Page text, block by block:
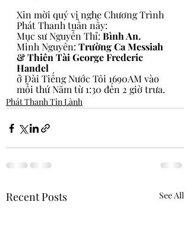
Xin mời quý vị nghe Chương Trình
Phát Thanh tuần nầy:
Mục sư Nguyễn Thỉ: Bình An.
Minh Nguyên: Trường Ca Messiah
& Thiên Tài George Frederic
Handel
ở Đài Tiếng Nước Tôi 1690AM vào
mỗi thứ Năm từ 1:30 đến 2 giờ trưa.
Phát Thanh Tin Lành
Recent Posts See All